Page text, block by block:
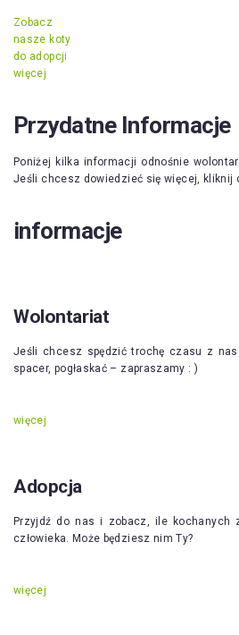
Zobacz
nasze koty
do adopcji
więcej
Przydatne Informacje
Poniżej kilka informacji odnośnie
Jeśli chcesz dowiedzieć się więcej, kliknij
informacje
Wolontariat
Jeśli chcesz spędzić trochę czasu z
spacer, pogłaskać – zapraszamy : )
więcej
Adopcja
Przyjdź do nas i zobacz, ile kochanych
człowieka. Może będziesz nim Ty?
więcej